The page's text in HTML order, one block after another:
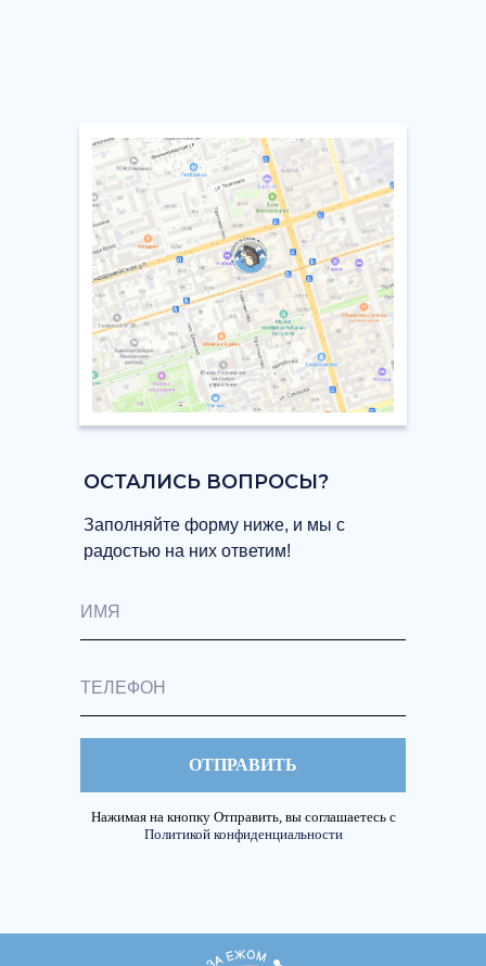
Заполняйте форму ниже, и мы с
радостью на них ответим!
ОСТАЛИСЬ ВОПРОСЫ?
ОТПРАВИТЬ
Нажимая на кнопку Отправить, вы соглашаетесь с
Политикой конфиденциальности